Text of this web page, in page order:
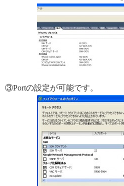
③Portの設定が可能です。